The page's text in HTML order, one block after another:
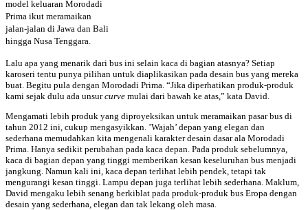
model keluaran Morodadi
Prima ikut meramaikan
jalan-jalan di Jawa dan Bali
hingga Nusa Tenggara.
Lalu apa yang menarik dari bus ini selain kaca di bagian atasnya? Setiap
karoseri tentu punya pilihan untuk diaplikasikan pada desain bus yang mereka
buat. Begitu pula dengan Morodadi Prima. “Jika diperhatikan produk-produk
kami sejak dulu ada unsurcurve mulai dari bawah ke atas,” kata David.
Mengamati lebih produk yang diproyeksikan untuk meramaikan pasar bus di
tahun 2012 ini, cukup mengasyikkan. ’Wajah’ depan yang elegan dan
sederhana memudahkan kita mengenali karakter desain dasar ala Morodadi
Prima. Hanya sedikit perubahan pada kaca depan. Pada produk sebelumnya,
kaca di bagian depan yang tinggi memberikan kesan keseluruhan bus menjadi
jangkung. Namun kali ini, kaca depan terlihat lebih pendek, tetapi tak
mengurangi kesan tinggi. Lampu depan juga terlihat lebih sederhana. Maklum,
David mengaku lebih senang berkiblat pada produk-produk bus Eropa dengan
desain yang sederhana, elegan dan tak lekang oleh masa.